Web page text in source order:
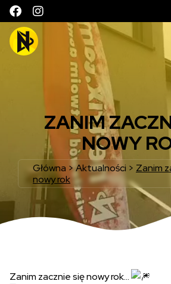
ZANIM
NOWY
Główna >Aktualności > Zanim
nowy rok
Zanim zacznie się nowy rok…